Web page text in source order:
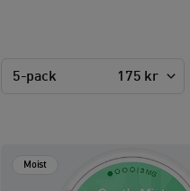
5-pack 175 kr
Moist